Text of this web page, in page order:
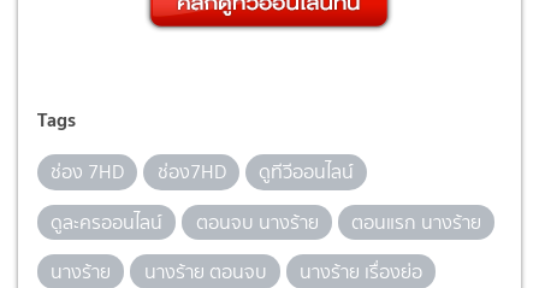
Tags
ช่อง 7HD ช่อง7HD
ดูทีวีออนไลน์
ดูละครออนไลน์
ตอนจบ นางร้าย
ตอนแรก นางร้าย
นางร้าย
นางร้าย ตอนจบ
นางร้าย เรื่องย่อ